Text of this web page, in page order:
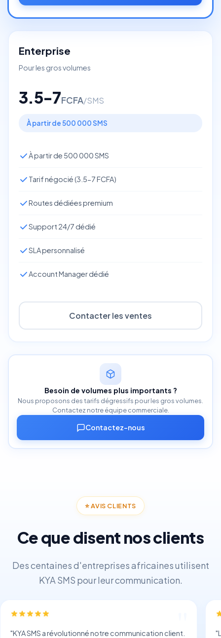
Enterprise
Pour les gros volumes
3.5-7FCFA/SMS
À partir de 500 000 SMS
À partir de 500 000 SMS
Tarif négocié (3.5-7 FCFA)
Routes dédiées premium
Support 24/7 dédié
SLA personnalisé
Account Manager dédié
Contacter les ventes
Besoin de volumes plus importants ?
Nous proposons des tarifs dégressifs pour les gros volumes.
Contactez notre équipe commerciale.
Contactez-nous
⭐AVIS CLIENTS
Ce que disent nos clients
Des centaines d'entreprises africaines utilisent
KYA SMS pour leur communication.
"KYA SMS a révolutionné notre communication client.
"